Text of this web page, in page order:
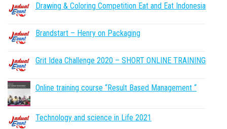
Drawing & Coloring Competition Eat and Eat Indonesia
Brandstart – Henry on Packaging
Grit Idea Challenge 2020 – SHORT ONLINE TRAINING
Online training course “Result Based Management “
Technology and science in Life 2021